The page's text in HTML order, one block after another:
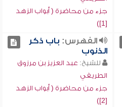
جزء من محاضرة ( أبواب الزهد
[1])
الفهرس: باب ذكر
الذنوب
للشيخ: عبد العزيز بن مرزوق
الطريفي
جزء من محاضرة ( أبواب الزهد
[2])